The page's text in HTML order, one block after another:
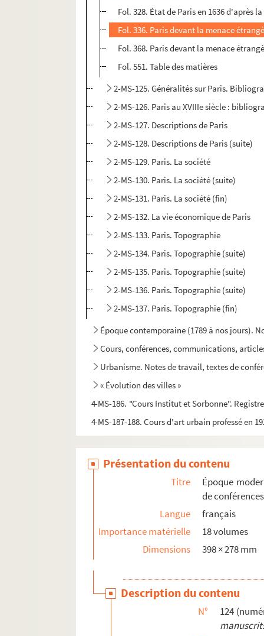
Fol. 328. État de Paris en 1636 d'après
Fol. 336. Paris devant la menace
Fol. 368. Paris devant la menace
Fol. 551. Table des matières
2-MS-125. Généralités sur Paris.
2-MS-126. Paris au XVIIIe siècle :
2-MS-127. Descriptions de Paris
2-MS-128. Descriptions de Paris (suite)
2-MS-129. Paris. La société
2-MS-130. Paris. La société (suite)
2-MS-131. Paris. La société (fin)
2-MS-132. La vie économique de Paris
2-MS-133. Paris. Topographie
2-MS-134. Paris. Topographie (suite)
2-MS-135. Paris. Topographie (suite)
2-MS-136. Paris. Topographie (suite)
2-MS-137. Paris. Topographie (fin)
Époque contemporaine (1789 à nos jours).
Cours, conférences, communications,
Urbanisme. Notes de travail, textes de
« Évolution des villes »
4-MS-186. "Cours Institut et Sorbonne".
4-MS-187-188. Cours d'art urbain professé en
« Esquisse de l'extension de Paris à travers
4-MS-5256. Commission d'extension de
4-MS-193-194. L.-G. Pineau : « La circulation
Dépouillement desActa sanctorum ordinis
Notes concernant la Franche-Comté,
Dépouillements d'ouvrages philosophiques
Papiers personnels
4-MS-5087. Nécrologie de Marcel Poëte :
Présentation du contenu
Titre
Époque
de
Langue
français
Importance matérielle
18 volumes
Dimensions
398 × 278 mm
Description du contenu
N°
124